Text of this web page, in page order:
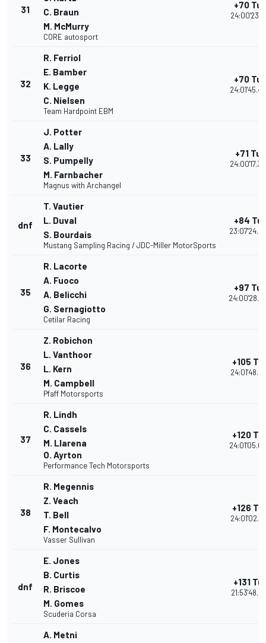
31
C. Braun
M. McMurry
CORE autosport
+70 Tur
32
R. Ferriol
E. Bamber
K. Legge
C. Nielsen
Team Hardpoint EBM
+70 Tur
33
J. Potter
A. Lally
S. Pumpelly
M. Farnbacher
Magnus with Archangel
+71 Tur
dnf
T. Vautier
L. Duval
S. Bourdais
Mustang Sampling Racing / JDC-Miller MotorSports
+84 Tur
35
R. Lacorte
A. Fuoco
A. Belicchi
G. Sernagiotto
Cetilar Racing
+97 Tur
36
Z. Robichon
L. Vanthoor
L. Kern
M. Campbell
Pfaff Motorsports
+105
37
R. Lindh
C. Cassels
M. Llarena
O. Ayrton
Performance Tech Motorsports
+120
38
R. Megennis
Z. Veach
T. Bell
F. Montecalvo
Vasser Sullivan
+126
dnf
E. Jones
B. Curtis
R. Briscoe
M. Gomes
Scuderia Corsa
+131 Tur
A. Metni